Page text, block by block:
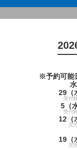
※予約可能
水
29 （
受付
5 （
受付
12 （
完
19 （
完